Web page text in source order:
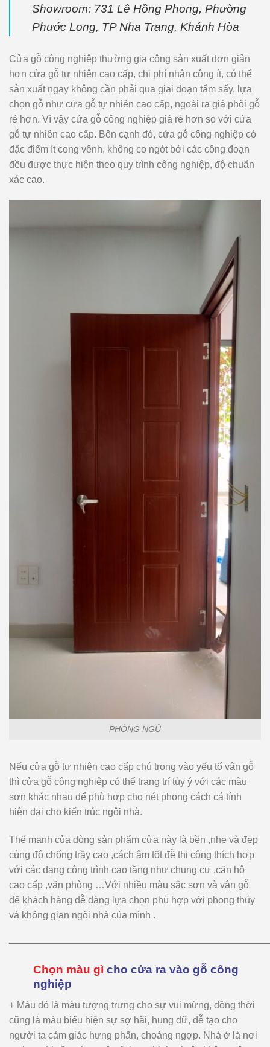
Showroom: 731 Lê Hồng Phong, Phường
Phước Long, TP Nha Trang, Khánh Hòa
Cửa gỗ công nghiệp thường gia công sản xuất đơn giản
hơn cửa gỗ tự nhiên cao cấp, chi phí nhân công ít, có thể
sản xuất ngay không cần phải qua giai đoạn tẩm sấy, lựa
chọn gỗ như cửa gỗ tự nhiên cao cấp, ngoài ra giá phôi gỗ
rẻ hơn. Vì vậy cửa gỗ công nghiệp giá rẻ hơn so với cửa
gỗ tự nhiên cao cấp. Bên cạnh đó, cửa gỗ công nghiệp có
đặc điểm ít cong vênh, không co ngót bởi các công đoạn
đều được thực hiện theo quy trình công nghiệp, độ chuẩn
xác cao.
PHÒNG NGỦ
Nếu cửa gỗ tự nhiên cao cấp chú trọng vào yếu tố vân gỗ
thì cửa gỗ công nghiệp có thể trang trí tùy ý với các màu
sơn khác nhau để phù hợp cho nét phong cách cá tính
hiện đại cho kiến trúc ngôi nhà.
Thế mạnh của dòng sản phẩm cửa này là bền ,nhẹ và đẹp
cùng độ chống trầy cao ,cách âm tốt đễ thi công thích hợp
với các dạng công trình cao tầng như chung cư ,căn hộ
cao cấp ,văn phòng …Với nhiều màu sắc sơn và vân gỗ
để khách hàng dễ dàng lựa chọn phù hợp với phong thủy
và không gian ngôi nhà của mình .
Chọn màu gì cho cửa ra vào gỗ công
nghiệp
+ Màu đỏ là màu tượng trưng cho sự vui mừng, đồng thời
cũng là màu biểu hiện sự sợ hãi, hung dữ, dễ tạo cho
người ta cảm giác hưng phấn, choáng ngợp. Nhà ở là nơi